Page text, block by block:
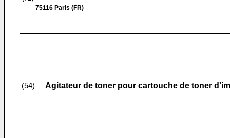
75116 Paris (FR)
(54) Agitateur de toner pour cartouche de toner